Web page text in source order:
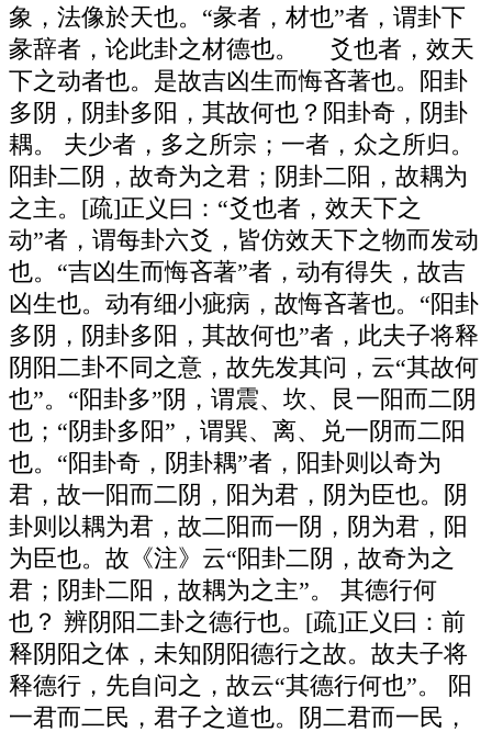
象，法像於天也。“彖者，材也”者，谓卦下
彖辞者，论此卦之材德也。 爻也者，效天
下之动者也。是故吉凶生而悔吝著也。阳卦
多阴，阴卦多阳，其故何也？阳卦奇，阴卦
耦。 夫少者，多之所宗；一者，众之所归。
阳卦二阴，故奇为之君；阴卦二阳，故耦为
之主。[疏]正义曰：“爻也者，效天下之
动”者，谓每卦六爻，皆仿效天下之物而发动
也。“吉凶生而悔吝著”者，动有得失，故吉
凶生也。动有细小疵病，故悔吝著也。“阳卦
多阴，阴卦多阳，其故何也”者，此夫子将释
阴阳二卦不同之意，故先发其问，云“其故何
也”。“阳卦多”阴，谓震、坎、艮一阳而二阴
也；“阴卦多阳”，谓巽、离、兑一阴而二阳
也。“阳卦奇，阴卦耦”者，阳卦则以奇为
君，故一阳而二阴，阳为君，阴为臣也。阴
卦则以耦为君，故二阳而一阴，阴为君，阳
为臣也。故《注》云“阳卦二阴，故奇为之
君；阴卦二阳，故耦为之主”。 其德行何
也？ 辨阴阳二卦之德行也。[疏]正义曰：前
释阴阳之体，未知阴阳德行之故。故夫子将
释德行，先自问之，故云“其德行何也”。 阳
一君而二民，君子之道也。阴二君而一民，